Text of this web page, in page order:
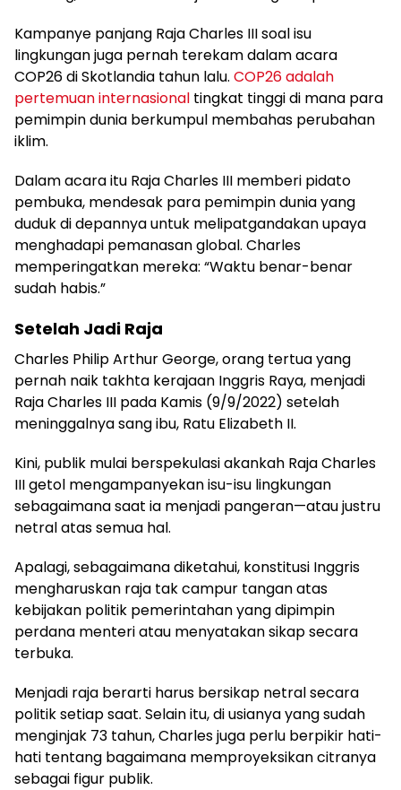
Kampanye panjang Raja Charles III soal isu
lingkungan juga pernah terekam dalam acara
COP26 di Skotlandia tahun lalu. COP26 adalah
pertemuan internasional tingkat tinggi di mana para
pemimpin dunia berkumpul membahas perubahan
iklim.
Dalam acara itu Raja Charles III memberi pidato
pembuka, mendesak para pemimpin dunia yang
duduk di depannya untuk melipatgandakan upaya
menghadapi pemanasan global. Charles
memperingatkan mereka: “Waktu benar-benar
sudah habis.”
Setelah Jadi Raja
Charles Philip Arthur George, orang tertua yang
pernah naik takhta kerajaan Inggris Raya, menjadi
Raja Charles III pada Kamis (9/9/2022) setelah
meninggalnya sang ibu, Ratu Elizabeth II.
Kini, publik mulai berspekulasi akankah Raja Charles
III getol mengampanyekan isu-isu lingkungan
sebagaimana saat ia menjadi pangeran—atau justru
netral atas semua hal.
Apalagi, sebagaimana diketahui, konstitusi Inggris
mengharuskan raja tak campur tangan atas
kebijakan politik pemerintahan yang dipimpin
perdana menteri atau menyatakan sikap secara
terbuka.
Menjadi raja berarti harus bersikap netral secara
politik setiap saat. Selain itu, di usianya yang sudah
menginjak 73 tahun, Charles juga perlu berpikir hati-
hati tentang bagaimana memproyeksikan citranya
sebagai figur publik.